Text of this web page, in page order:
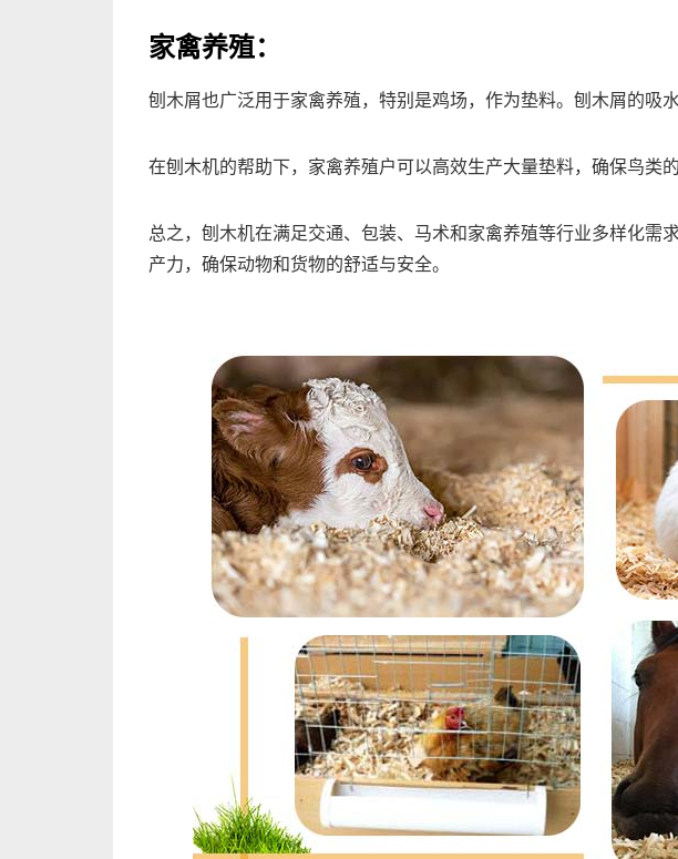
家禽养殖：
刨木屑也广泛用于家禽养殖，特别是鸡场，作为垫料。刨木屑的吸
在刨木机的帮助下，家禽养殖户可以高效生产大量垫料，确保鸟类的
总之，刨木机在满足交通、包装、马术和家禽养殖等行业多样化
产力，确保动物和货物的舒适与安全。